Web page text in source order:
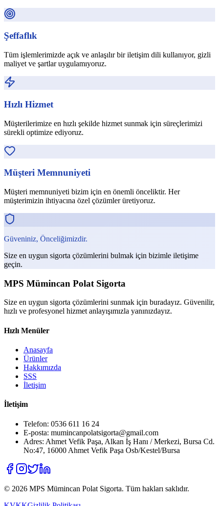
Şeffaflık
Tüm işlemlerimizde açık ve anlaşılır bir iletişim dili kullanıyor, gizli
maliyet ve şartlar uygulamıyoruz.
Hızlı Hizmet
Müşterilerimize en hızlı şekilde hizmet sunmak için süreçlerimizi
sürekli optimize ediyoruz.
Müşteri Memnuniyeti
Müşteri memnuniyeti bizim için en önemli önceliktir. Her
müşterimizin ihtiyacına özel çözümler üretiyoruz.
Güveniniz, Önceliğimizdir.
Size en uygun sigorta çözümlerini bulmak için bizimle iletişime
geçin.
MPS Mümincan Polat Sigorta
Size en uygun sigorta çözümlerini sunmak için buradayız. Güvenilir,
hızlı ve profesyonel hizmet anlayışımızla yanınızdayız.
Hızlı Menüler
Anasayfa
Ürünler
Hakkımızda
SSS
İletişim
İletişim
Telefon: 0536 611 16 24
E-posta: mumincanpolatsigorta@gmail.com
Adres: Ahmet Vefik Paşa, Alkan İş Hanı / Merkezi, Bursa Cd.
No:47, 16000 Ahmet Vefik Paşa Osb/Kestel/Bursa
© 2026 MPS Mümincan Polat Sigorta. Tüm hakları saklıdır.